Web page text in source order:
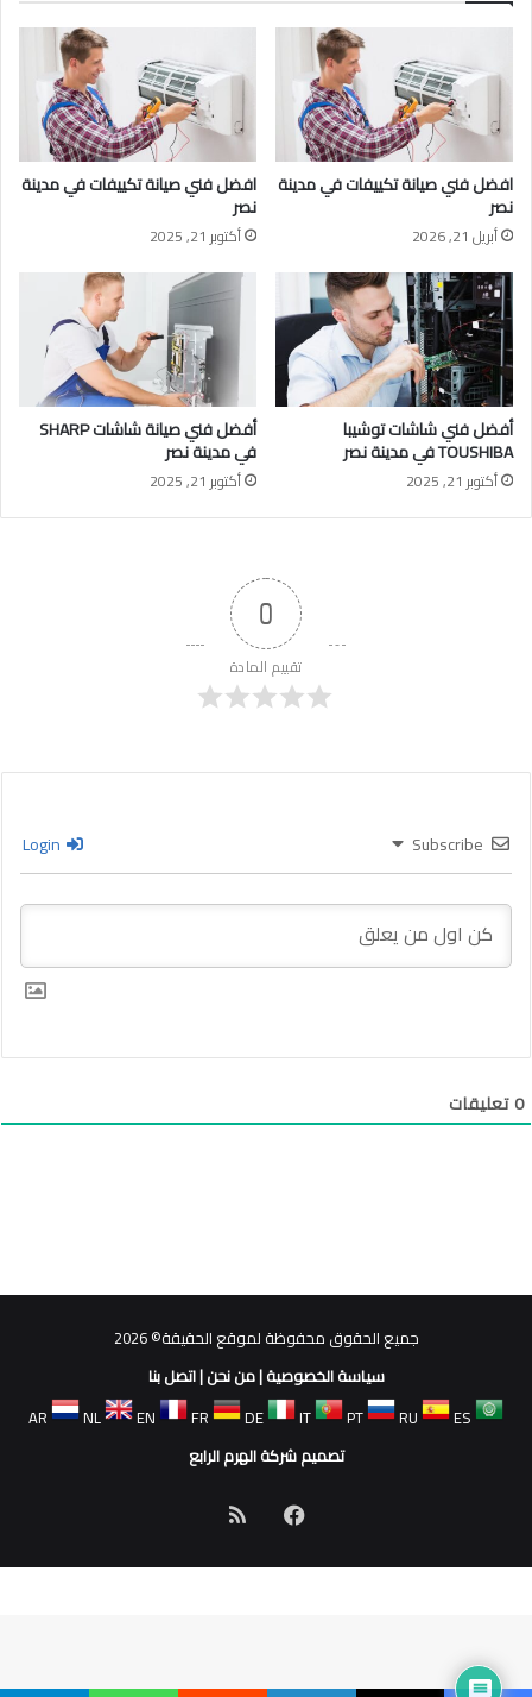
افضل فني صيانة تكييفات في مدينة
نصر
أبريل 21, 2026
افضل فني صيانة تكييفات في مدينة
نصر
أكتوبر 21, 2025
أفضل فني شاشات توشيبا
TOUSHIBA في مدينة نصر
أكتوبر 21, 2025
أفضل فني صيانة شاشات SHARP
في مدينة نصر
أكتوبر 21, 2025
0
تقييم المادة
Subscribe
0تعليقات
جميع الحقوق محفوظة لموقع الحقيقة© 2026
سياسة الخصوصية|من نحن|اتصل بنا
AR
NL EN FR DE IT PT RU
ES
تصميم شركة الهرم الرابع
فيسبوكملخص
الموقع